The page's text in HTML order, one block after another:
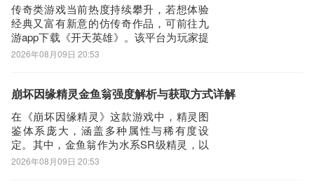
查汉语字典下载安装或者最新快快查汉语字典APP下载。然后点击搜
索，我们可以看到搜索结果罗列出来，里面都是有快快查汉语字典下
载的相关信息下载网站，当然推荐大家选择PP助手、豌豆荚这类比
较知名的网站下载更加安全可靠
选择进入其中一个快快查汉语字典APP下载的网页，我们可以看到网
站头部提供了快快查汉语字典的下载链接，有安全下载和普通下载，
能选择安全的最好还是选择安全下载
第四步：
却
传奇类游戏当前热度持续攀升，若想体验
经典又富有新意的仿传奇作品，可前往九
游app下载《开天英雄》。该平台为玩家提
供丰富的新手扶持资源，包括专属开服礼
灵犀互娱旗下产品。现有礼包可拿，活动
英雄》的等
2026年08月09日 20:53
崩坏因缘精灵金鱼翁强度解析与获取方式详解
在《崩坏因缘精灵》这款游戏中，精灵图
鉴体系庞大，涵盖多种属性与稀有度设
定。其中，金鱼翁作为水系SR级精灵，以
金鱼老翁形象登场，头戴传统老翁帽，辨
2026年08月09日 20:53